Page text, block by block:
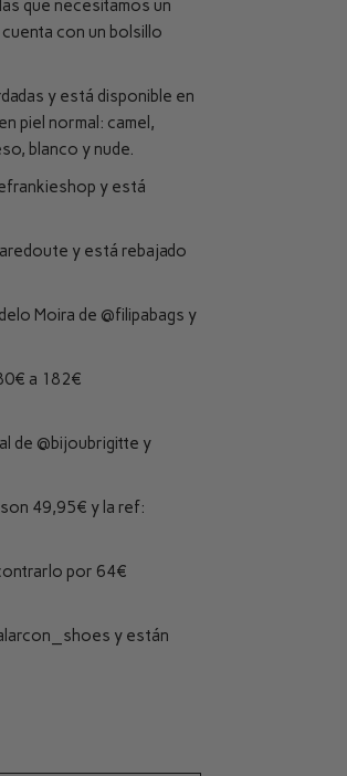
que necesitamos un
con un bolsillo
y está disponible en
piel normal: camel,
blanco y nude.
y está
y está rebajado
Moira de @filipabags y
a 182€
de @bijoubrigitte y
49,95€ y la ref:
por 64€
y están